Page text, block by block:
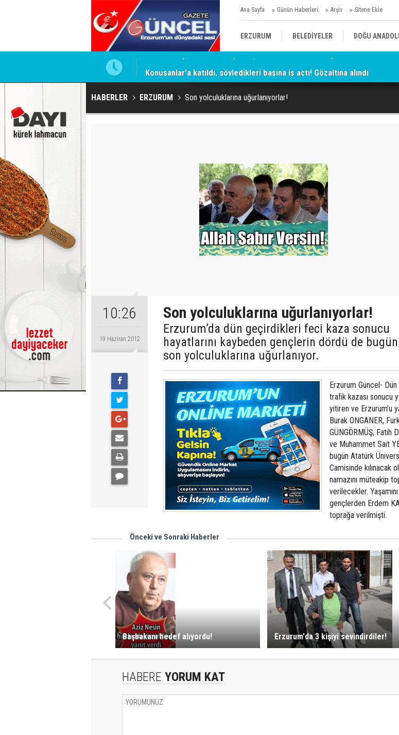
Ana Sayfa Günün Haberleri Arşiv Sitene Ekle
ERZURUM BELEDİYELER DOĞU
KÜLTÜR/SANAT//MAĞAZİN
Konuşanlar'a katıldı, söyledikleri başına iş açtı! Gözaltına alındı
HABERLER ERZURUM Son yolculuklarına uğurlanıyorlar!
10:26
19 Haziran 2012
Son yolculuklarına uğurlanıyorlar!
Erzurum’da dün geçirdikleri feci kaza sonucu
hayatlarını kaybeden gençlerin dördü de bugün
son yolculuklarına uğurlanıyor.
Erzurum Güncel-
trafik kazası sonucu
yitiren ve Erzurum’u
Burak ONGANER,
GÜNGÖRMÜŞ, Fatih
ve Muhammet Sait
bugün Atatürk
Camisinde kılınacak
namazını müteakip
verilecekler.
gençlerden Erdem
toprağa verilmişti.
Önceki ve Sonraki Haberler
Başbakanı hedef alıyordu! Erzurum'da 3 kişiyi sevindirdiler!
HABERE YORUM KAT